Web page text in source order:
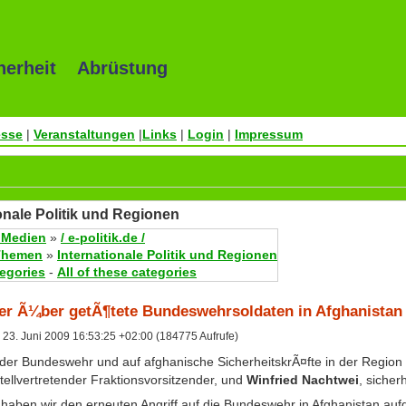
Abrüstung
| Veranstaltungen |Links | Login | Impressum
Politik und Regionen
» / e-politik.de /
» Internationale Politik und Regionen
- All of these categories
Ã¼ber getÃ¶tete Bundeswehrsoldaten in Afghanistan
Juni 2009 16:53:25 +02:00 (184775 Aufrufe)
Bundeswehr und auf afghanische SicherheitskrÃ¤fte in der
Fraktionsvorsitzender, und Winfried Nachtwei ,